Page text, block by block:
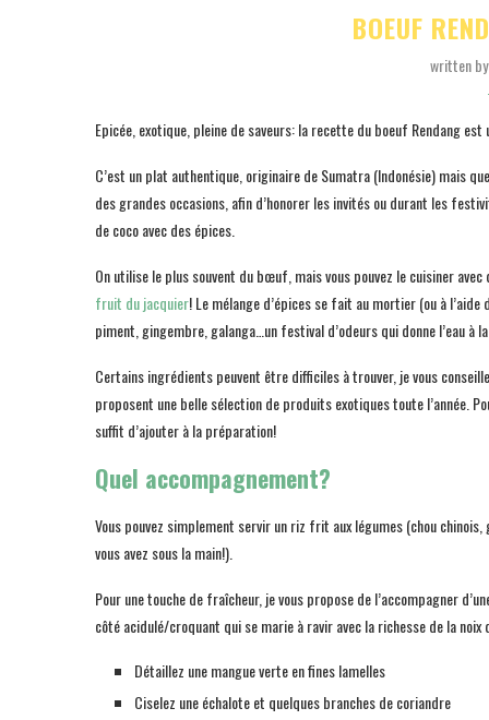
BOEUF
written
Epicée, exotique, pleine de saveurs: la recette du boeuf Rendang
C’est un plat authentique, originaire de Sumatra (Indonésie) mais
des grandes occasions, afin d’honorer les invités ou durant les
de coco avec des épices.
On utilise le plus souvent du bœuf, mais vous pouvez le cuisiner
fruit du jacquier! Le mélange d’épices se fait au mortier (ou à
piment, gingembre, galanga…un festival d’odeurs qui donne l’eau à
Certains ingrédients peuvent être difficiles à trouver, je vous
proposent une belle sélection de produits exotiques toute l’année.
suffit d’ajouter à la préparation!
Quel accompagnement?
Vous pouvez simplement servir un riz frit aux légumes (chou
vous avez sous la main!).
Pour une touche de fraîcheur, je vous propose de l’accompagner
côté acidulé/croquant qui se marie à ravir avec la richesse de la noix
Détaillez une mangue verte en fines lamelles
Ciselez une échalote et quelques branches de coriandre